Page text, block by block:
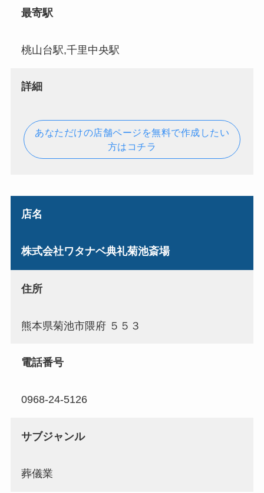
最寄駅
桃山台駅,千里中央駅
詳細
あなただけの店舗ページを無料で作成したい
方はコチラ
店名
株式会社ワタナベ典礼菊池斎場
住所
熊本県菊池市隈府 ５５３
電話番号
0968-24-5126
サブジャンル
葬儀業